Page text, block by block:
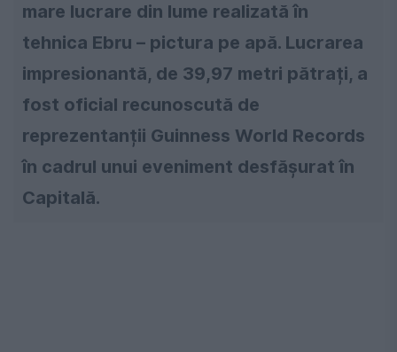
mare lucrare din lume realizată în
tehnica Ebru – pictura pe apă. Lucrarea
impresionantă, de 39,97 metri pătrați, a
fost oficial recunoscută de
reprezentanții Guinness World Records
în cadrul unui eveniment desfășurat în
Capitală.